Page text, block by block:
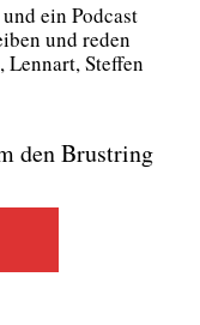
ein Pod­cast
und reden
Lenn­art, Stef­fen
den Brustring